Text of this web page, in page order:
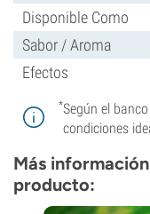
Disponible Como
Sabor / Aroma
Efectos
*Según el
condiciones
Más
producto: